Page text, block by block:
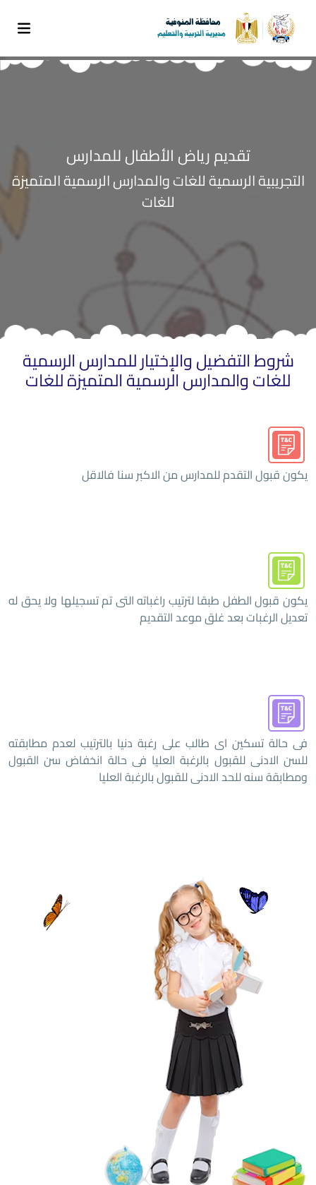
تقديم رياض الأطفال للمدارس
التجريبية الرسمية للغات والمدارس الرسمية المتميزة
للغات
شروط التفضيل والإختيار للمدارس الرسمية
للغات والمدارس الرسمية المتميزة للغات
يكون قبول التقدم للمدارس من الاكبر سنا فالاقل
يكون قبول الطفل طبقا لترتيب راغباته التى تم تسجيلها ولا يحق له
تعديل الرغبات بعد غلق موعد التقديم
فى حالة تسكين اى طالب على رغبة دنيا بالترتيب لعدم مطابقته
للسن الادنى للقبول بالرغبة العليا فى حالة انخفاض سن القبول
ومطابقة سنه للحد الادنى للقبول بالرغبة العليا